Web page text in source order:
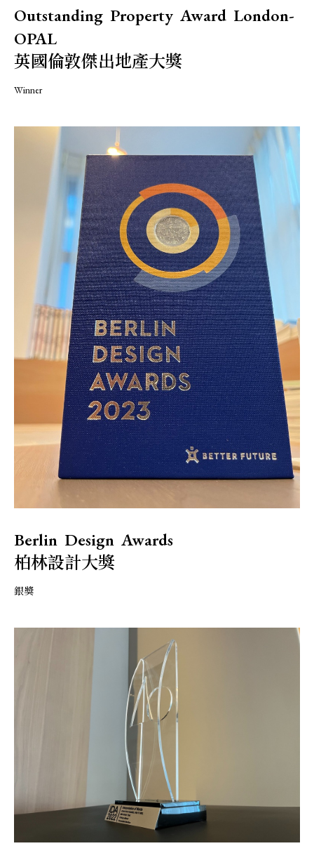
Outstanding Property Award London-
OPAL
英國倫敦傑出地產大獎
Winner
Berlin Design Awards
柏林設計大獎
銀獎